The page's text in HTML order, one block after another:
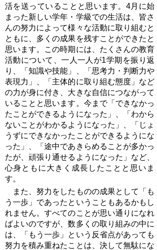
活を送っていることと思います。4月に始
まった新しい学年・学級での生活は、皆さ
んの努力によって様々な活動に取り組むと
ともに、多くの成果を残すことができたと
思います。この時期には、たくさんの教育
活動について、一人一人が1学期を振り返
り、「知識や技能」、「思考力・判断力や
表現力」、「主体的に取り組む態度」など
の力が身に付き、大きな自信につながって
いることと思います。今まで「できなかっ
たことができるようになった」、「わから
ないことがわかるようになった」、「じょ
うずにできなかったことができるようにな
った」、「途中であきらめることが多かっ
たが、頑張り通せるようになった」など、
心身ともに大きく成長したことと思いま
す。
また、努力をしたものの成果として「も
う一歩」であったということもあるかもし
れません。すべてのことが思い通りになれ
ばよいのですが、数多くの取り組みの中に
は、「もう一歩」という反省点があっても
努力を積み重ねたことは、決して無駄にな